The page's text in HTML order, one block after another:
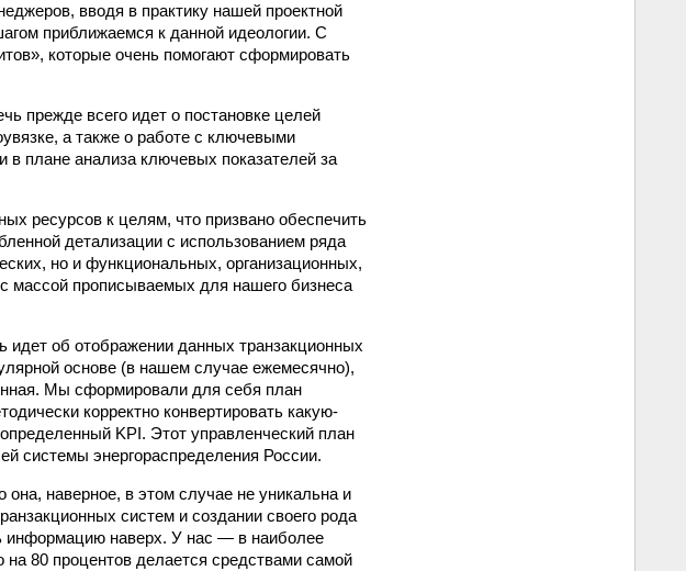
вводя в практику нашей проектной
приближаемся к данной идеологии. С
которые очень помогают сформировать
прежде всего идет о постановке целей
а также о работе с ключевыми
в плане анализа ключевых показателей за
ресурсов к целям, что призвано обеспечить
детализации с использованием ряда
но и функциональных, организационных,
массой прописываемых для нашего бизнеса
идет об отображении данных транзакционных
основе (в нашем случае ежемесячно),
Мы сформировали для себя план
корректно конвертировать какую­
KPI. Этот управленческий план
системы энергораспределения России.
наверное, в этом случае не уникальна и
систем и создании своего рода
информацию наверх. У нас — в наиболее
80 процентов делается средствами самой